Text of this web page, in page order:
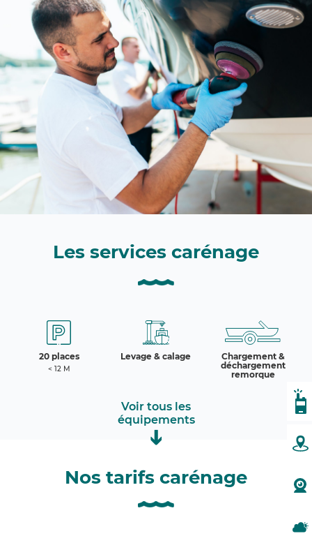
Les services carénage
20 places
< 12 M
Levage & calage
Chargement &
déchargement
remorque
Grue fixe
Voir tous les
équipements
Nos tarifs carénage